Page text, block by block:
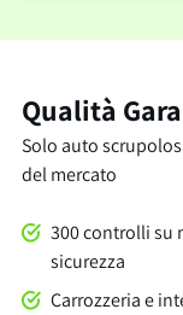
Qualità
Solo auto
del mercato
300 controlli su
sicurezza
Carrozzeria e